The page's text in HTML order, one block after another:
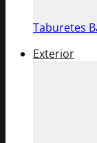
Taburetes
Exterior